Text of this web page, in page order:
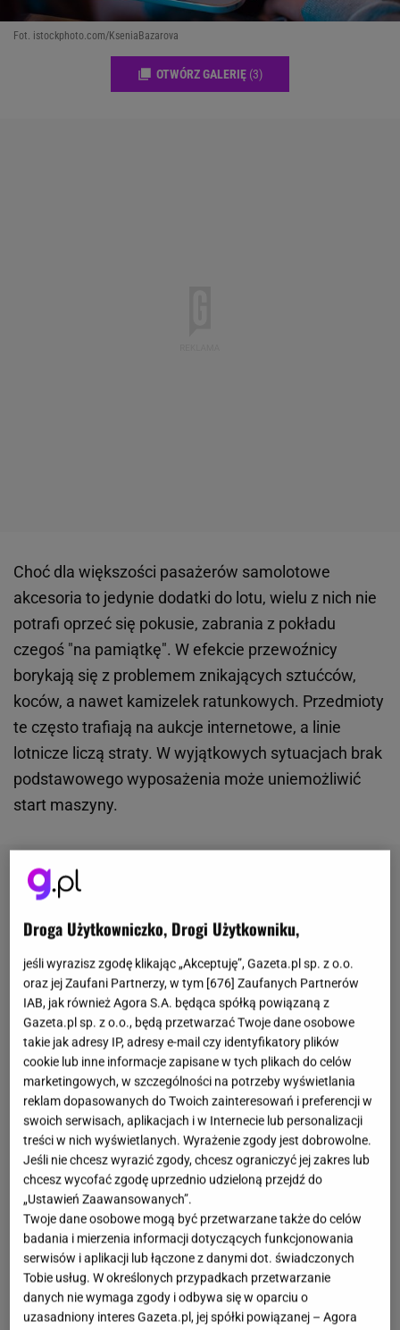
Fot. istockphoto.com/KseniaBazarova
OTWÓRZ GALERIĘ (3)
Choć dla większości pasażerów samolotowe
akcesoria to jedynie dodatki do lotu, wielu z nich nie
potrafi oprzeć się pokusie, zabrania z pokładu
czegoś "na pamiątkę". W efekcie przewoźnicy
borykają się z problemem znikających sztućców,
koców, a nawet kamizelek ratunkowych. Przedmioty
te często trafiają na aukcje internetowe, a linie
lotnicze liczą straty. W wyjątkowych sytuacjach brak
podstawowego wyposażenia może uniemożliwić
start maszyny.
Droga Użytkowniczko, Drogi Użytkowniku,
jeśli wyrazisz zgodę klikając „Akceptuję”, Gazeta.pl sp. z o.o.
oraz jej Zaufani Partnerzy, w tym [676] Zaufanych Partnerów
IAB, jak również Agora S.A. będąca spółką powiązaną z
Gazeta.pl sp. z o.o., będą przetwarzać Twoje dane osobowe
takie jak adresy IP, adresy e-mail czy identyfikatory plików
cookie lub inne informacje zapisane w tych plikach do celów
marketingowych, w szczególności na potrzeby wyświetlania
reklam dopasowanych do Twoich zainteresowań i preferencji w
swoich serwisach, aplikacjach i w Internecie lub personalizacji
treści w nich wyświetlanych. Wyrażenie zgody jest dobrowolne.
Jeśli nie chcesz wyrazić zgody, chcesz ograniczyć jej zakres lub
chcesz wycofać zgodę uprzednio udzieloną przejdź do
„Ustawień Zaawansowanych”.
Twoje dane osobowe mogą być przetwarzane także do celów
badania i mierzenia informacji dotyczących funkcjonowania
serwisów i aplikacji lub łączone z danymi dot. świadczonych
Tobie usług. W określonych przypadkach przetwarzanie
danych nie wymaga zgody i odbywa się w oparciu o
uzasadniony interes Gazeta.pl, jej spółki powiązanej – Agora